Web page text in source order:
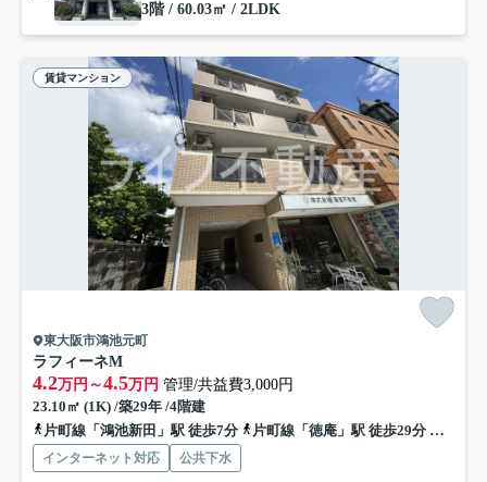
3階 / 60.03㎡ / 2LDK
賃貸マンション
東大阪市鴻池元町
ラフィーネM
4.2万円～4.5万円 管理/共益費3,000円
23.10㎡ (1K) /築29年 /4階建
片町線「鴻池新田」駅 徒歩7分
片町線「徳庵」駅 徒歩29分 片町線
インターネット対応 公共下水